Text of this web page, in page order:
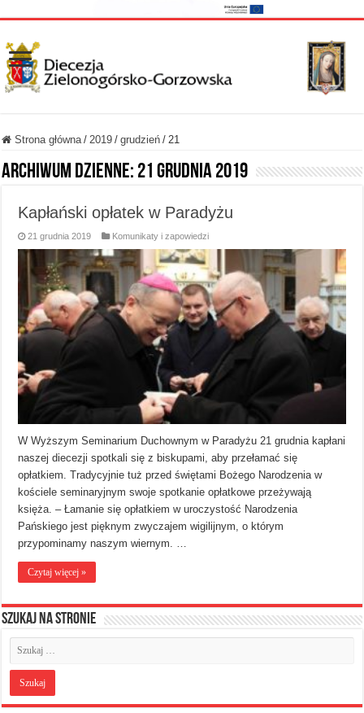
Strona główna / 2019 / grudzień / 21
Archiwum dzienne: 21 grudnia 2019
Kapłański opłatek w Paradyżu
21 grudnia 2019 Komunikaty i zapowiedzi
W Wyższym Seminarium Duchownym w Paradyżu 21 grudnia kapłani
naszej diecezji spotkali się z biskupami, aby przełamać się
opłatkiem. Tradycyjnie tuż przed świętami Bożego Narodzenia w
kościele seminaryjnym swoje spotkanie opłatkowe przeżywają
księża. – Łamanie się opłatkiem w uroczystość Narodzenia
Pańskiego jest pięknym zwyczajem wigilijnym, o którym
przypominamy naszym wiernym. …
Czytaj więcej »
Szukaj na stronie